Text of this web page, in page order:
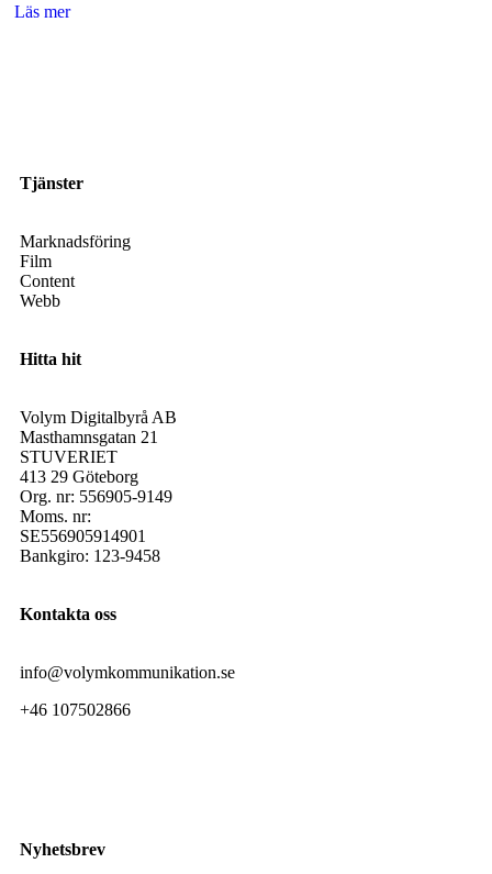
Läs mer
Tjänster
Marknadsföring
Film
Content
Webb
Hitta hit
Volym Digitalbyrå AB
Masthamnsgatan 21
STUVERIET
413 29 Göteborg
Org. nr: 556905-9149
Moms. nr:
SE556905914901
Bankgiro: 123-9458
Kontakta oss
info@volymkommunikation.se
+46 107502866
Nyhetsbrev